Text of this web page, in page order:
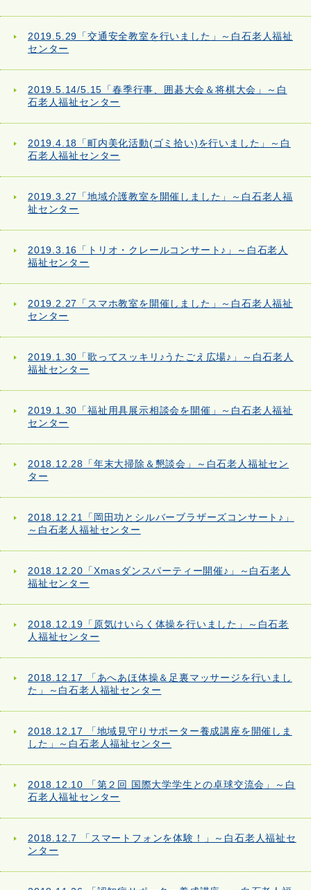
2019.5.29「交通安全教室を行いました」～白石老人福祉
センター
2019.5.14/5.15「春季行事、囲碁大会＆将棋大会」～白
石老人福祉センター
2019.4.18「町内美化活動(ゴミ拾い)を行いました」～白
石老人福祉センター
2019.3.27「地域介護教室を開催しました」～白石老人福
祉センター
2019.3.16「トリオ・クレールコンサート♪」～白石老人
福祉センター
2019.2.27「スマホ教室を開催しました」～白石老人福祉
センター
2019.1.30「歌ってスッキリ♪うたごえ広場♪」～白石老人
福祉センター
2019.1.30「福祉用具展示相談会を開催」～白石老人福祉
センター
2018.12.28「年末大掃除＆懇談会」～白石老人福祉セン
ター
2018.12.21「岡田功とシルバーブラザーズコンサート♪」
～白石老人福祉センター
2018.12.20「Xmasダンスパーティー開催♪」～白石老人
福祉センター
2018.12.19「原気けいらく体操を行いました」～白石老
人福祉センター
2018.12.17 「あへあほ体操＆足裏マッサージを行いまし
た」～白石老人福祉センター
2018.12.17 「地域見守りサポーター養成講座を開催しま
した」～白石老人福祉センター
2018.12.10 「第２回 国際大学学生との卓球交流会」～白
石老人福祉センター
2018.12.7 「スマートフォンを体験！」～白石老人福祉セ
ンター